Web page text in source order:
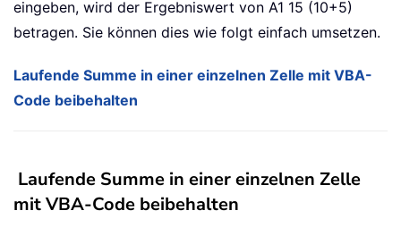
eingeben, wird der Ergebniswert von A1 15 (10+5)
betragen. Sie können dies wie folgt einfach umsetzen.
Laufende Summe in einer einzelnen Zelle mit VBA-
Code beibehalten
Laufende Summe in einer einzelnen Zelle
mit VBA-Code beibehalten